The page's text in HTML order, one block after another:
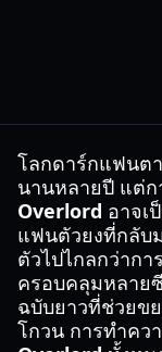
โลกดาร์กแฟนต
นานหลายปี แต่
Overlord อาจเ
แฟนตัวยงที่กลับ
ตัวไปไกลกว่ากา
ครอบคลุมหลาย
ฉบับยาวที่ช่วยข
โกวน การทำคว